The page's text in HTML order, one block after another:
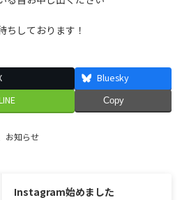
ちしております！
Bluesky
Copy
お知らせ
Instagram始めました